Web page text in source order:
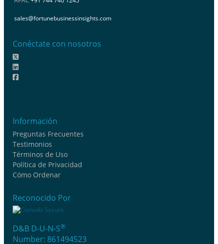
sales@fortunebusinessinsights.com
Conéctate con nosotros
Información
Preguntas Frecuentes
Testimonios
Términos de Uso
Política de Privacidad
Cómo Ordenar
Reconocido Por
D&B D-U-N-S®
Number: 861494523